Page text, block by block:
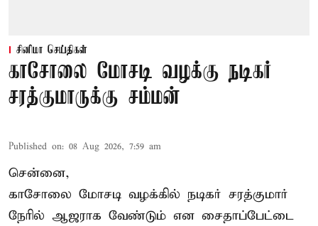
சினிமா செய்திகள்
காசோலை மோசடி வழக்கு நடிகர்
சரத்குமாருக்கு சம்மன்
Published on: 08 Aug 2026, 7:59 am
சென்னை,
காசோலை மோசடி வழக்கில் நடிகர் சரத்குமார்
நேரில் ஆஜராக வேண்டும் என சைதாப்பேட்டை